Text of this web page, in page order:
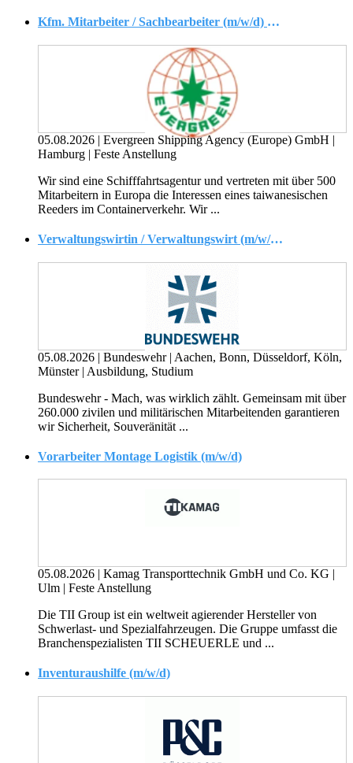
Kfm. Mitarbeiter / Sachbearbeiter (m/w/d) ? Logistik Equipment Control (Containerschifffahrt)
05.08.2026 | Evergreen Shipping Agency (Europe) GmbH |
Hamburg | Feste Anstellung
Wir sind eine Schifffahrtsagentur und vertreten mit über 500
Mitarbeitern in Europa die Interessen eines taiwanesischen
Reeders im Containerverkehr. Wir ...
Verwaltungswirtin / Verwaltungswirt (m/w/d) ? Beamten-Ausbildung 2027
05.08.2026 | Bundeswehr | Aachen, Bonn, Düsseldorf, Köln,
Münster | Ausbildung, Studium
Bundeswehr - Mach, was wirklich zählt. Gemeinsam mit über
260.000 zivilen und militärischen Mitarbeitenden garantieren
wir Sicherheit, Souveränität ...
Vorarbeiter Montage Logistik (m/w/d)
05.08.2026 Kamag Transporttechnik GmbH und Co. KG
Ulm
Feste Anstellung
Die TII Group ist ein weltweit agierender Hersteller von
Schwerlast- und Spezialfahrzeugen. Die Gruppe umfasst die
Branchenspezialisten TII SCHEUERLE und ...
Inventuraushilfe (m/w/d)